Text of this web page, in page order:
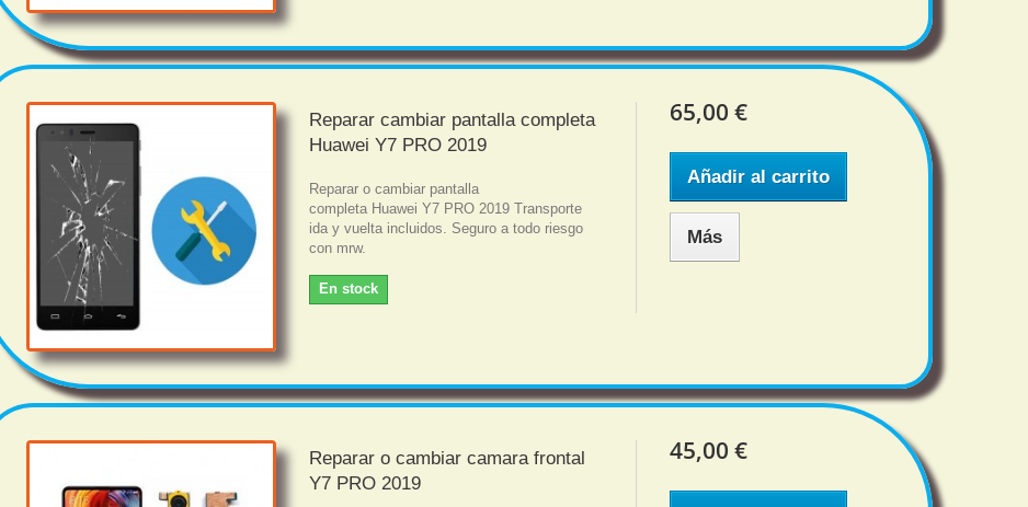
Reparar cambiar pantalla completa
Huawei Y7 PRO 2019
Reparar o cambiar pantalla
completa Huawei Y7 PRO 2019 Transporte
ida y vuelta incluidos. Seguro a todo riesgo
con mrw.
En stock
65,00 €
Añadir al carrito
Más
Reparar o cambiar camara frontal
Y7 PRO 2019
45,00 €